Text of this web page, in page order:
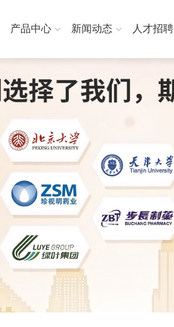
产品中心 新闻动态 人才招聘